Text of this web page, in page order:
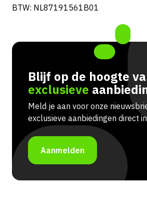
BTW: NL87191561B01
Blijf op de hoogte
exclusieve
Meld je aan voor onze
exclusieve aanbiedingen direct
Aanmelden